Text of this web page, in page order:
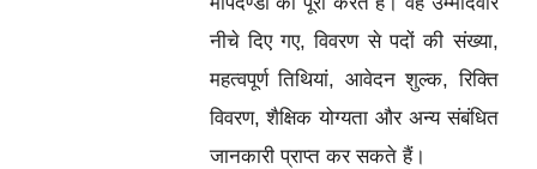
नीचे दिए गए, विवरण से पदों की संख्या,
महत्वपूर्ण तिथियां, आवेदन शुल्क, रिक्ति
विवरण, शैक्षिक योग्यता और अन्य संबंधित
जानकारी प्राप्त कर सकते हैं।